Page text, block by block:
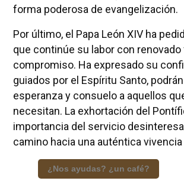
forma poderosa de evangelización.
Por último, el Papa León XIV ha
que continúe su labor con
compromiso. Ha expresado su
guiados por el Espíritu Santo,
esperanza y consuelo a aquellos
necesitan. La exhortación del
importancia del servicio
camino hacia una auténtica
¿Nos ayudas? ¿un café?